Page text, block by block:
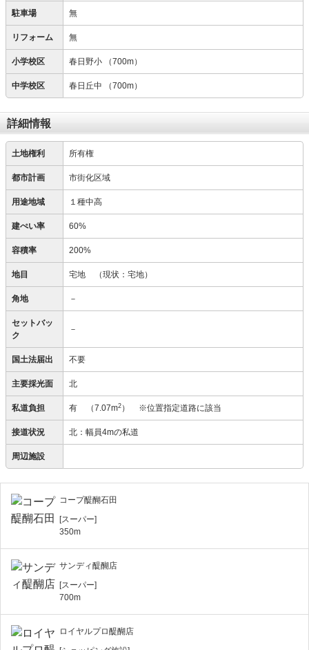
駐車場 無
リフォーム 無
小学校区 春日野小 （700m）
中学校区 春日丘中 （700m）
詳細情報
土地権利 所有権
都市計画 市街化区域
用途地域 １種中高
建ぺい率 60%
容積率 200%
地目 宅地 （現状：宅地）
角地 －
セットバッ
ク
－
国土法届出 不要
主要採光面 北
私道負担 有 （7.07m2 ） ※位置指定道路に該当
接道状況 北：幅員4mの私道
周辺施設
コープ醍醐石田
[スーパー]
350m
サンディ醍醐店
[スーパー]
700m
ロイヤルプロ醍醐店